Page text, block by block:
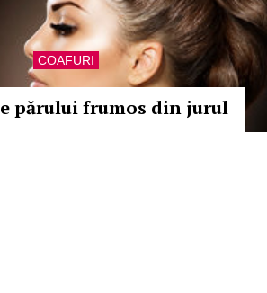
COAFURI
părului frumos din jurul